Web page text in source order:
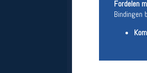
Fordelen
Her
Torggata 20
(telefontid